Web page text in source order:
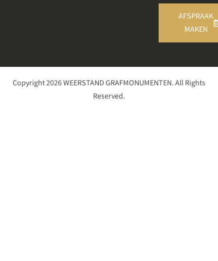
AFSPRAAK
MAKEN
Copyright 2026 WEERSTAND GRAFMONUMENTEN. All Rights
Reserved.